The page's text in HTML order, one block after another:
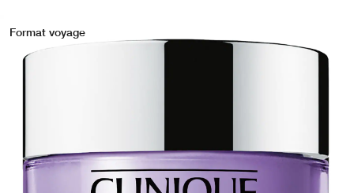
Format voyage